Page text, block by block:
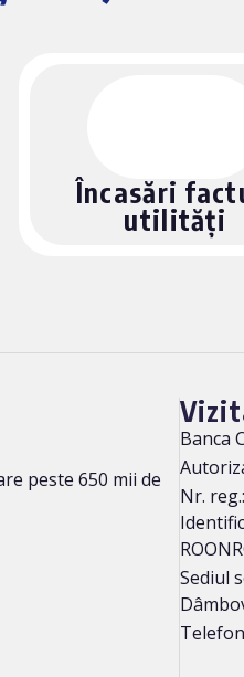
Încasări
utilități
peste 650 mii de
Banca
Nr.
Sediul